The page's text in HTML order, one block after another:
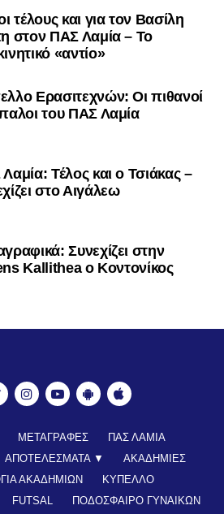
τέλους και για τον Βασίλη
στον ΠΑΣ Λαμία – Το
«αντίο»
Ερασιτεχνών: Οι πιθανοί
του ΠΑΣ Λαμία
Τέλος και ο Τσιάκας –
στο Αιγάλεω
Συνεχίζει στην
Kallithea ο Κοντονίκος
ΜΕΤΑΓΡΑΦΕΣ
ΠΑΣ ΛΑΜΙΑ
ΑΠΟΤΕΛΕΣΜΑΤΑ ▼
ΑΚΑΔΗΜΙΕΣ
ΑΚΑΔΗΜΙΩΝ
ΚΥΠΕΛΛΟ
FUTSAL
ΠΟΔΟΣΦΑΙΡΟ ΓΥΝΑΙΚΩΝ